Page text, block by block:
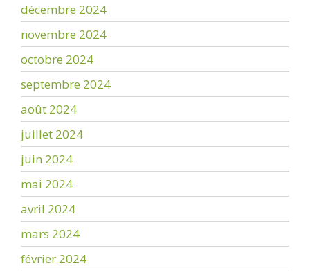
décembre 2024
novembre 2024
octobre 2024
septembre 2024
août 2024
juillet 2024
juin 2024
mai 2024
avril 2024
mars 2024
février 2024